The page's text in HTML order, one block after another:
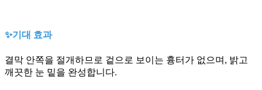
✨기대 효과
결막 안쪽을 절개하므로 겉으로 보이는 흉터가 없으며, 밝고
깨끗한 눈 밑을 완성합니다.